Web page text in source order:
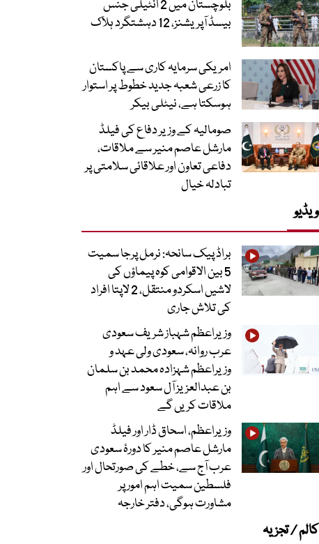
بلوچستان میں 2 انٹیلی جنس
بیسڈ آپریشنز، 12 دہشتگرد ہلاک
امریکی سرمایہ کاری سے پاکستان
کا زرعی شعبہ جدید خطوط پر استوار
ہوسکتا ہے، نیٹلی بیکر
صومالیہ کے وزیر دفاع کی فیلڈ
مارشل عاصم منیر سے ملاقات،
دفاعی تعاون اور علاقائی سلامتی پر
تبادلہ خیال
ویڈیو
براڈ پیک سانحہ: نرمل پرجا سمیت
5 بین الاقوامی کوہ پیماؤں کی
لاشیں اسکردو منتقل، 2 لاپتا افراد
کی تلاش جاری
وزیراعظم شہباز شریف سعودی
عرب روانہ، سعودی ولی عہد و
وزیراعظم شہزادہ محمد بن سلمان
بن عبدالعزیز آل سعود سے اہم
ملاقات کریں گے
وزیراعظم، اسحاق ڈار اور فیلڈ
مارشل عاصم منیر کا دورۂ سعودی
عرب آج سے، خطے کی صورتحال اور
فلسطین سمیت اہم امور پر
مشاورت ہوگی، دفتر خارجہ
کالم / تجزیہ